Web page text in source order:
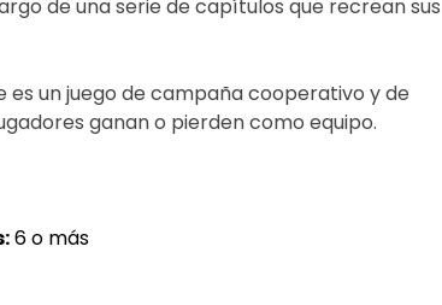
de una serie de capítulos que recrean sus
es un juego de campaña cooperativo y de
ganan o pierden como equipo.
6 o más